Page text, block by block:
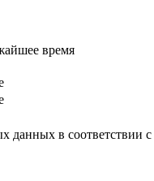
время
данных в соответствии с